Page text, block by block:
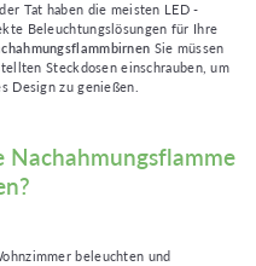
Tat haben die meisten LED -
Beleuchtungslösungen für Ihre
Sie müssen
Steckdosen einschrauben, um
Design zu genießen.
Nachahmungsflamme
beleuchten und